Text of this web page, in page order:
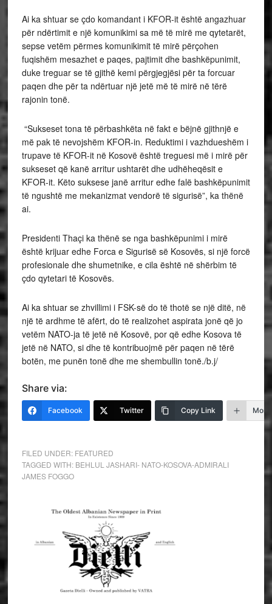
Ai ka shtuar se çdo komandant i KFOR-it është angazhuar
për ndërtimit e një komunikimi sa më të mirë me qytetarët,
sepse vetëm përmes komunikimit të mirë përçohen
fuqishëm mesazhet e paqes, pajtimit dhe bashkëpunimit,
duke treguar se të gjithë kemi përgjegjësi për ta forcuar
paqen dhe për ta ndërtuar një jetë më të mirë në tërë
rajonin tonë.
“Sukseset tona të përbashkëta në fakt e bëjnë gjithnjë e
më pak të nevojshëm KFOR-in. Reduktimi i vazhdueshëm i
trupave të KFOR-it në Kosovë është treguesi më i mirë për
sukseset që kanë arritur ushtarët dhe udhëheqësit e
KFOR-it. Këto suksese janë arritur edhe falë bashkëpunimit
të ngushtë me mekanizmat vendorë të sigurisë”, ka thënë
ai.
Presidenti Thaçi ka thënë se nga bashkëpunimi i mirë
është krijuar edhe Forca e Sigurisë së Kosovës, si një forcë
profesionale dhe shumetnike, e cila është në shërbim të
çdo qytetari të Kosovës.
Ai ka shtuar se zhvillimi i FSK-së do të thotë se një ditë, në
një të ardhme të afërt, do të realizohet aspirata jonë që jo
vetëm NATO-ja të jetë në Kosovë, por që edhe Kosova të
jetë në NATO, si dhe të kontribuojmë për paqen në tërë
botën, me punën tonë dhe me shembullin tonë./b.j/
Share via:
Facebook Twitter Copy Link More
FILED UNDER: FEATURED
TAGGED WITH: BEHLUL JASHARI- NATO-KOSOVA-ADMIRALI
JAMES FOGGO